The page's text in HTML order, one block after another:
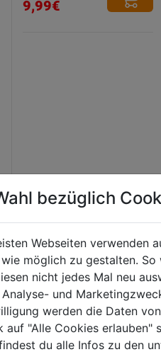
9,99€
bezüglich
Webseiten verwenden
möglich zu gestalten.
nicht jedes Mal neu
und
werden die Daten
auf "Alle Cookies
du alle Infos zu den